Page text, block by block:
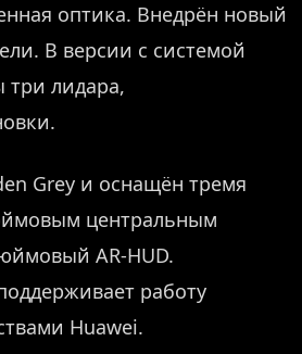
оптика. Внедрён новый
В версии с системой
лидара,
Grey и оснащён тремя
центральным
AR-HUD.
работу
Huawei.